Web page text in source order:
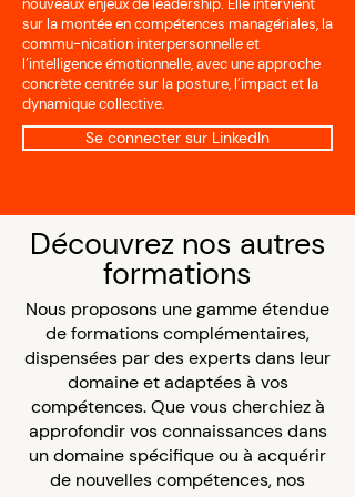
nouveaux enjeux de leadership. Elle intervient
sur la montée en compétences managériales, la
commu-nication interpersonnelle et
l’intelligence émotionnelle, avec une approche
concrète centrée sur la posture, l’impact et la
dynamique collective.
Se connecter sur LinkedIn
Découvrez nos autres
formations
Nous proposons une gamme étendue
de formations complémentaires,
dispensées par des experts dans leur
domaine et adaptées à vos
compétences. Que vous cherchiez à
approfondir vos connaissances dans
un domaine spécifique ou à acquérir
de nouvelles compétences, nos